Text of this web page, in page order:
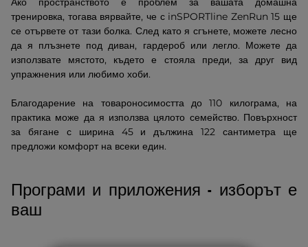
тренировка, тогава вярвайте, че с inSPORTline ZenRun 15 ще
се отървете от тази болка. След като я сгънете, можете лесно
да я плъзнете под диван, гардероб или легло. Можете да
използвате мястото, където е стояла преди, за друг вид
упражнения или любимо хоби.
Благодарение на товароносимостта до 110 килограма, на
практика може да я използва цялото семейство. Повърхност
за бягане с ширина 45 и дължина 122 сантиметра ще
предложи комфорт на всеки един.
Програми и приложения - изборът е
ваш